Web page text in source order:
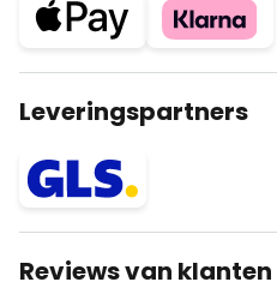
Leveringspartners
Reviews van klanten